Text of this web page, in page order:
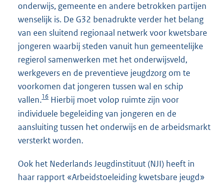
onderwijs, gemeente en andere betrokken partijen
wenselijk is. De G32 benadrukte verder het belang
van een sluitend regionaal netwerk voor kwetsbare
jongeren waarbij steden vanuit hun gemeentelijke
regierol samenwerken met het onderwijsveld,
werkgevers en de preventieve jeugdzorg om te
voorkomen dat jongeren tussen wal en schip
vallen.16 Hierbij moet volop ruimte zijn voor
individuele begeleiding van jongeren en de
aansluiting tussen het onderwijs en de arbeidsmarkt
versterkt worden.
Ook het Nederlands Jeugdinstituut (NJI) heeft in
haar rapport «Arbeidstoeleiding kwetsbare jeugd»